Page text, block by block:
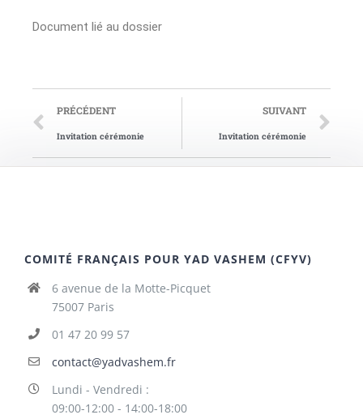
Document lié au dossier
PRÉCÉDENT
Invitation cérémonie
SUIVANT
Invitation cérémonie
COMITÉ FRANÇAIS POUR YAD VASHEM (CFYV)
6 avenue de la Motte-Picquet
75007 Paris
01 47 20 99 57
contact@yadvashem.fr
Lundi - Vendredi :
09:00-12:00 - 14:00-18:00